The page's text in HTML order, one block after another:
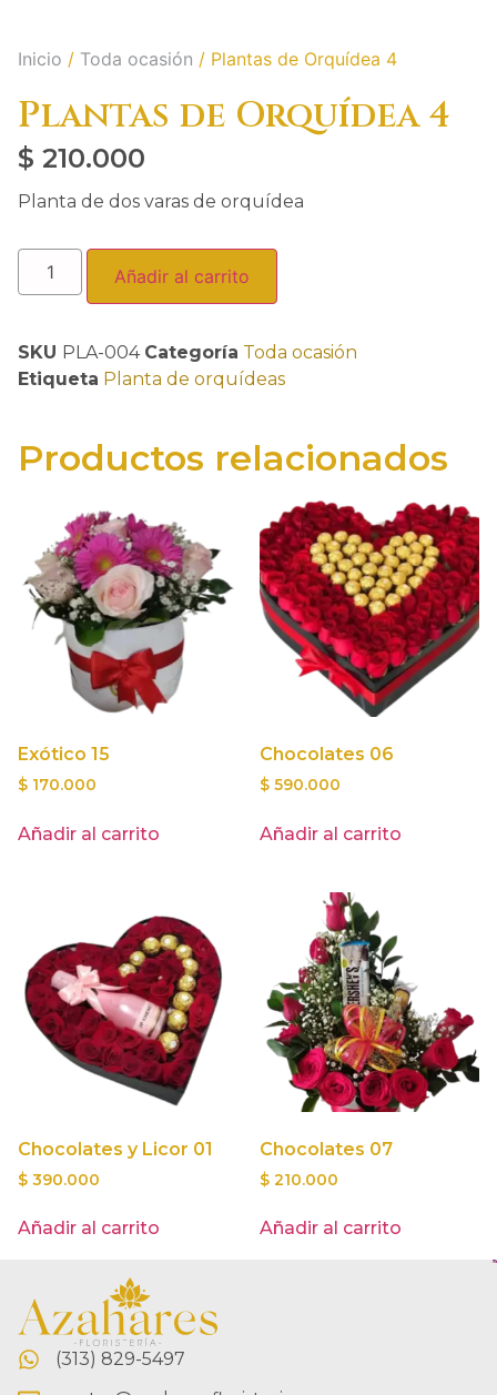
Inicio / Toda ocasión / Plantas de Orquídea 4
Plantas de Orquídea 4
$ 210.000
Planta de dos varas de orquídea
Añadir al carrito
SKU PLA-004 Categoría Toda ocasión
Etiqueta Planta de orquídeas
Productos relacionados
Exótico 15
$ 170.000
Añadir al carrito
Chocolates 06
$ 590.000
Añadir al carrito
Chocolates y Licor 01
$ 390.000
Añadir al carrito
Chocolates 07
$ 210.000
Añadir al carrito
(313) 829-5497